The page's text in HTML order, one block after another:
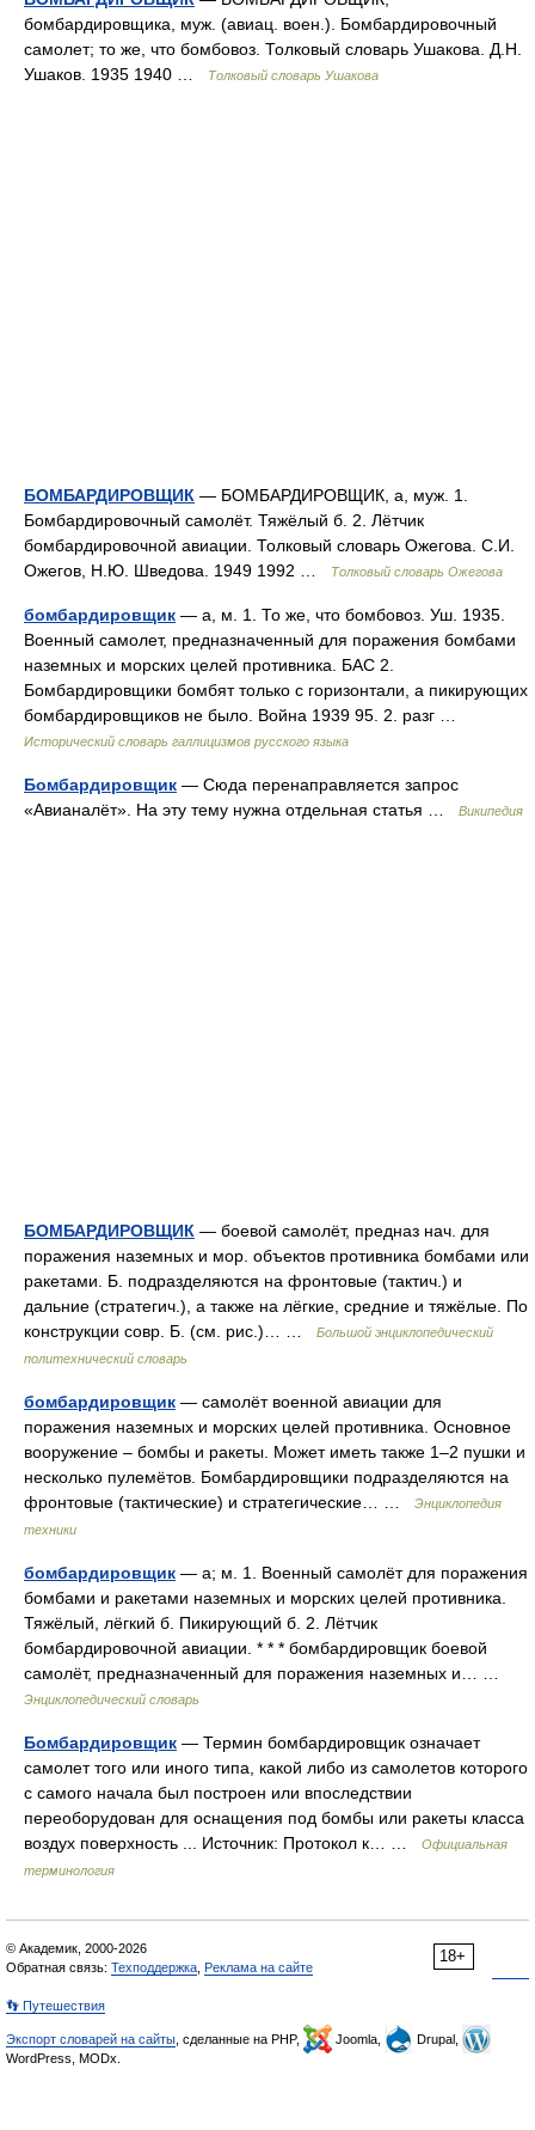
бомбардировщика, муж. (авиац. воен.). Бомбардировочный
самолет; то же, что бомбовоз. Толковый словарь Ушакова. Д.Н.
Ушаков. 1935 1940 …
Толковый словарь Ушакова
БОМБАРДИРОВЩИК — БОМБАРДИРОВЩИК, а, муж. 1.
Бомбардировочный самолёт. Тяжёлый б. 2. Лётчик
бомбардировочной авиации. Толковый словарь Ожегова. С.И.
Ожегов, Н.Ю. Шведова. 1949 1992 …
Толковый словарь Ожегова
бомбардировщик — а, м. 1. То же, что бомбовоз. Уш. 1935.
Военный самолет, предназначенный для поражения бомбами
наземных и морских целей противника. БАС 2.
Бомбардировщики бомбят только с горизонтали, а пикирующих
бомбардировщиков не было. Война 1939 95. 2. разг …
Исторический словарь галлицизмов русского языка
Бомбардировщик — Сюда перенаправляется запрос
«Авианалёт». На эту тему нужна отдельная статья …
Википедия
БОМБАРДИРОВЩИК — боевой самолёт, предназ нач. для
поражения наземных и мор. объектов противника бомбами или
ракетами. Б. подразделяются на фронтовые (тактич.) и
дальние (стратегич.), а также на лёгкие, средние и тяжёлые. По
конструкции совр. Б. (см. рис.)… …
Большой энциклопедический
политехнический словарь
бомбардировщик — самолёт военной авиации для
поражения наземных и морских целей противника. Основное
вооружение – бомбы и ракеты. Может иметь также 1–2 пушки и
несколько пулемётов. Бомбардировщики подразделяются на
фронтовые (тактические) и стратегические… …
Энциклопедия
техники
бомбардировщик — а; м. 1. Военный самолёт для поражения
бомбами и ракетами наземных и морских целей противника.
Тяжёлый, лёгкий б. Пикирующий б. 2. Лётчик
бомбардировочной авиации. * * * бомбардировщик боевой
самолёт, предназначенный для поражения наземных и… …
Энциклопедический словарь
Бомбардировщик — Термин бомбардировщик означает
самолет того или иного типа, какой либо из самолетов которого
с самого начала был построен или впоследствии
переоборудован для оснащения под бомбы или ракеты класса
воздух поверхность ... Источник: Протокол к… …
Официальная
терминология
18+
© Академик, 2000-2026
Обратная связь: Техподдержка Реклама на сайте
👣 Путешествия
Экспорт словарей на сайты , сделанные на PHP, Joomla,
Drupal,
WordPress, MODx.